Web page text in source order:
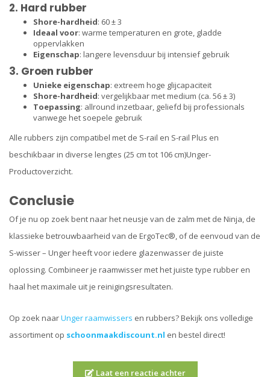
2. Hard rubber
Shore-hardheid: 60 ± 3
Ideaal voor: warme temperaturen en grote, gladde
oppervlakken
Eigenschap: langere levensduur bij intensief gebruik
3. Groen rubber
Unieke eigenschap: extreem hoge glijcapaciteit
Shore-hardheid: vergelijkbaar met medium (ca. 56 ± 3)
Toepassing: allround inzetbaar, geliefd bij professionals
vanwege het soepele gebruik
Alle rubbers zijn compatibel met de S-rail en S-rail Plus en
beschikbaar in diverse lengtes (25 cm tot 106 cm)​Unger-
Productoverzicht.
Conclusie
Of je nu op zoek bent naar het neusje van de zalm met de Ninja, de
klassieke betrouwbaarheid van de ErgoTec®, of de eenvoud van de
S-wisser – Unger heeft voor iedere glazenwasser de juiste
oplossing. Combineer je raamwisser met het juiste type rubber en
haal het maximale uit je reinigingsresultaten.
Op zoek naarUnger raamwissers en rubbers? Bekijk ons volledige
assortiment op schoonmaakdiscount.nl en bestel direct!
Laat een reactie achter